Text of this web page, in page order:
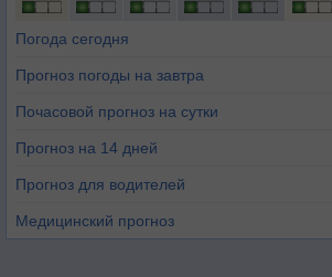
Погода сегодня
Прогноз погоды на завтра
Почасовой прогноз на сутки
Прогноз на 14 дней
Прогноз для водителей
Медицинский прогноз